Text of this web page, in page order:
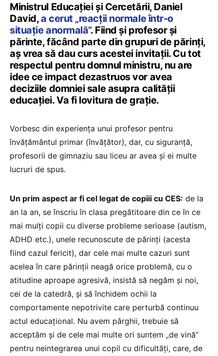
Ministrul Educației și Cercetării, Daniel
David,a cerut „reacții normale într-o
situație anormală”. Fiind și profesor și
părinte, făcând parte din grupuri de părinți,
aș vrea să dau curs acestei invitații. Cu tot
respectul pentru domnul ministru, nu are
idee ce impact dezastruos vor avea
deciziile domniei sale asupra calității
educației. Va fi lovitura de grație.
Vorbesc din experiența unui profesor pentru
învățământul primar (învățător), dar, cu siguranță,
profesorii de gimnaziu sau liceu ar avea și ei multe
lucruri de spus.
Un prim aspect ar fi cel legat de copiii cu CES: de la
an la an, se înscriu în clasa pregătitoare din ce în ce
mai mulți copii cu diverse probleme serioase (autism,
ADHD etc.), unele recunoscute de părinți (acesta
fiind cazul fericit), dar cele mai multe cazuri sunt
acelea în care părinții neagă orice problemă, cu o
atitudine aproape agresivă, insistă să negăm și noi,
cei de la catedră, și să închidem ochii la
comportamente nepotrivite care perturbă continuu
actul educațional. Nu avem pârghii, trebuie să
acceptăm și de cele mai multe ori suntem „de vină”
pentru neintegrarea unui copil cu dificultăți, care, de